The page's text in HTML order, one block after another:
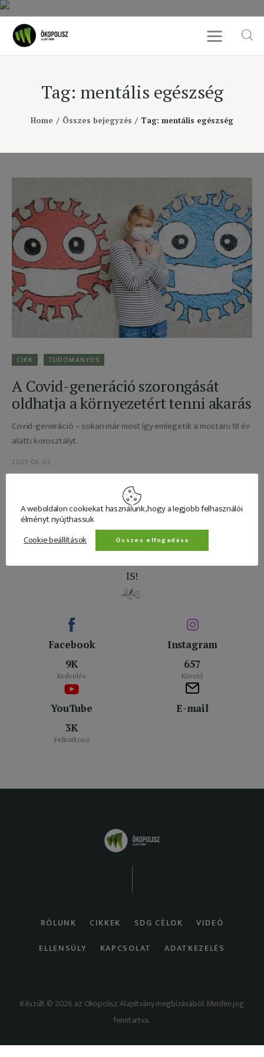
Tag: mentális egészség
Home Összes bejegyzés Tag: mentális egészség
Rólunk
Cikkek
SDG célok
Ellensúly
Kapcsolat
Adatkezelés
CIKK TUDOMÁNYOS
A Covid-generáció szorongását
oldhatja a környezetért tenni akarás
Covid-generáció – sokan már most így emlegetik a mostani 18 év
alatti korosztályt.
2021-06-03
IS!
Facebook
9K
Kedvelés
Instagram
657
Követő
YouTube
3K
Feliratkozó
E-mail
RÓLUNK CIKKEK SDG CÉLOK
VIDEÓ
ELLENSÚLY
KAPCSOLAT ADATKEZELÉS
Készült © 2026 az Ökopolisz Alapítvány megbízásából. Minden jog
fenntartva.
A weboldalon cookiekat használunk, hogy a legjobb felhasználói
élményt nyújthassuk
Cookie beállítások
Összes elfogadása